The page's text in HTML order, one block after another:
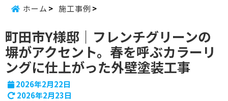
ホーム 施工事例
町田市Y様邸｜フレンチグリーンの
塀がアクセント。春を呼ぶカラーリ
ングに仕上がった外壁塗装工事
2026年2月22日
2026年2月23日